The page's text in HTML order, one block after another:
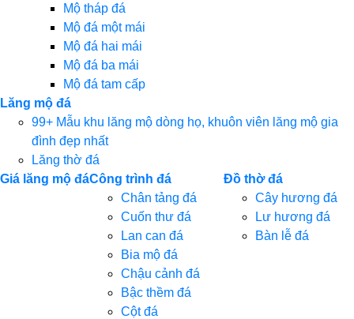
Mộ tháp đá
Mộ đá một mái
Mộ đá hai mái
Mộ đá ba mái
Mộ đá tam cấp
Lăng mộ đá
99+ Mẫu khu lăng mộ dòng họ, khuôn viên lăng mộ gia
đình đẹp nhất
Lăng thờ đá
Giá lăng mộ đáCông trình đá
Chân tảng đá
Cuốn thư đá
Lan can đá
Bia mộ đá
Chậu cảnh đá
Bậc thềm đá
Cột đá
Đồ thờ đá
Cây hương đá
Lư hương đá
Bàn lễ đá